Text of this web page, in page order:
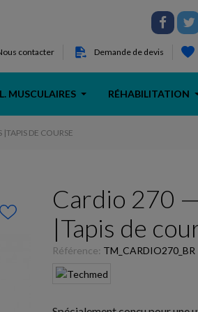
contacter Demande de devis
MUSCULAIRES RÉHABILITATION
DE COURSE
Cardio 270
|Tapis de
Référence: TM_CARDIO270_BR